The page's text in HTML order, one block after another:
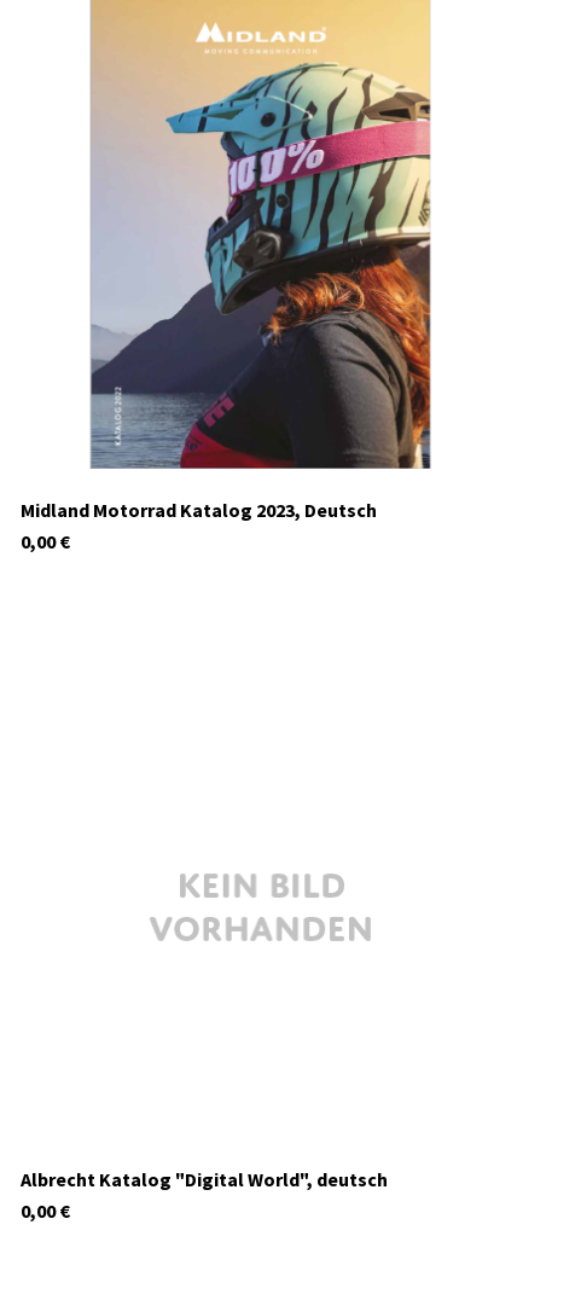
Midland Motorrad Katalog 2023, Deutsch
€
0,00
Albrecht Katalog "Digital World", deutsch
€
0,00